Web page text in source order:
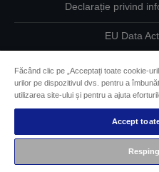
Declarație privind
EU Data
Informaţii
Angajamentul Epson
Drepturi de autor
Făcând clic pe „Acceptați toate cookie-
urilor pe dispozitivul dvs. pentru a
utilizarea site-ului și pentru a ajuta
Accept